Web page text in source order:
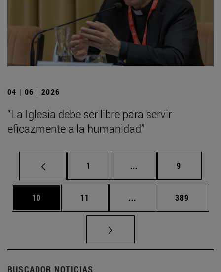
04 | 06 | 2026
“La Iglesia debe ser libre para servir
eficazmente a la humanidad”
Página
1 ... Páginas intermedias
Página
9
Página
10 Página
11 ... Páginas intermedias
Página
389
BUSCADOR NOTICIAS